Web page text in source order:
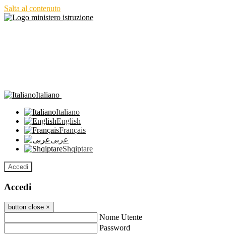
Salta al contenuto
Italiano
Italiano
English
Français
عربى
Shqiptare
Accedi
Accedi
button close ×
Nome Utente
Password